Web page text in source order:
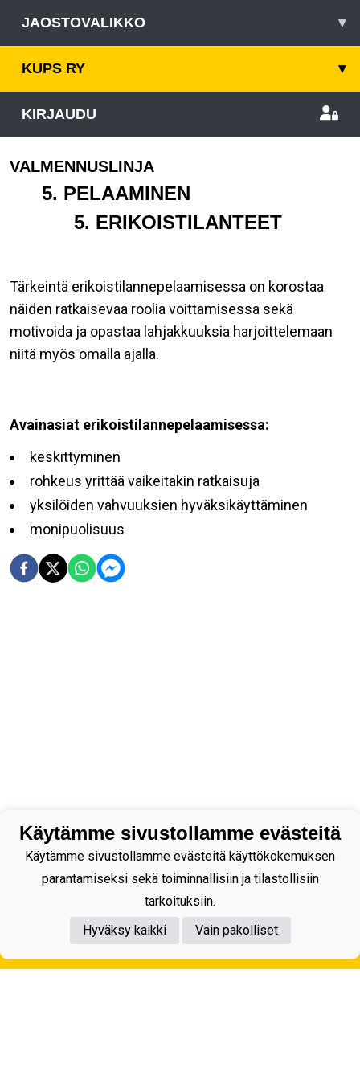
JAOSTOVALIKKO ▾
KUPS RY ▾
KIRJAUDU
VALMENNUSLINJA
5. PELAAMINEN
5. ERIKOISTILANTEET
Tärkeintä erikoistilannepelaamisessa on korostaa
näiden ratkaisevaa roolia voittamisessa sekä
motivoida ja opastaa lahjakkuuksia harjoittelemaan
niitä myös omalla ajalla.
Avainasiat erikoistilannepelaamisessa:
keskittyminen
rohkeus yrittää vaikeitakin ratkaisuja
yksilöiden vahvuuksien hyväksikäyttäminen
monipuolisuus
Tietosuojaseloste
Käytämme sivustollamme evästeitä
Käytämme sivustollamme evästeitä käyttökokemuksen
parantamiseksi sekä toiminnallisiin ja tilastollisiin
tarkoituksiin.
Hyväksy kaikki
Vain pakolliset